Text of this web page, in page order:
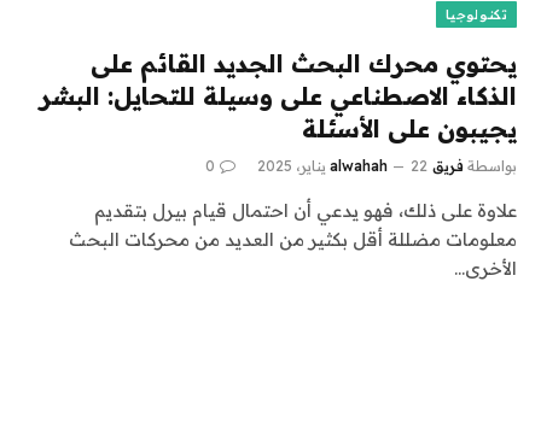
تكنولوجيا
يحتوي محرك البحث الجديد القائم على
الذكاء الاصطناعي على وسيلة للتحايل: البشر
يجيبون على الأسئلة
بواسطة فريق alwahah 22 يناير، 2025 0
علاوة على ذلك، فهو يدعي أن احتمال قيام بيرل بتقديم
معلومات مضللة أقل بكثير من العديد من محركات البحث
الأخرى…